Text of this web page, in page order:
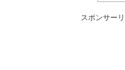
スポンサー